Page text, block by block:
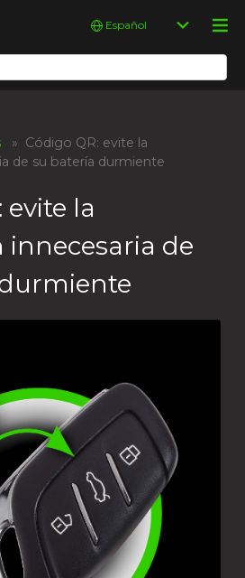
Elegir
idioma
» Código QR: evite la
de su batería durmiente
evite la
de